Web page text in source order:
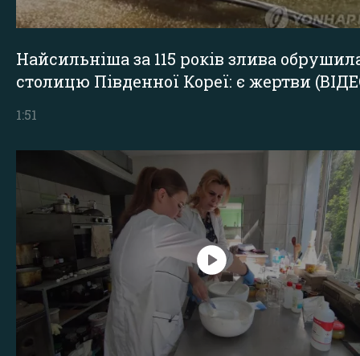
Найсильніша за 115 років злива
столицю Південної Кореї: є жертви
1:51